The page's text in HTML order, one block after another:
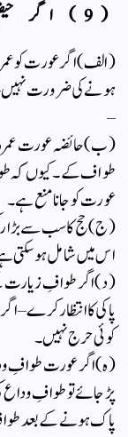
(9) اگر حیض آجائے :
(الف) اگر عورت کو
ہونے کی ضرورت
–
(ب) حائضہ عورت عمرہ
طواف کے ۔ کیوں کہ
عورت کو جانا منع ہے ۔
(ج) حج کا سب سے
اس میں شامل ہو سکتی
(د) اگر طوافِ زیارت
پاکی کا انتظار کرے –
کوئی حرج نہیں ۔
(ہ) اگر عورت طوافِ
پڑجائے تو طوافِ وداع
پاک ہونے کے بعد